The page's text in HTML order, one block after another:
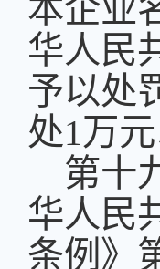
本企业
华人民
予以处
处1万
第十
华人民
条例》